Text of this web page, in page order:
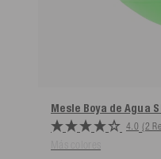
Mesle Boya de Agua
4.0 (2